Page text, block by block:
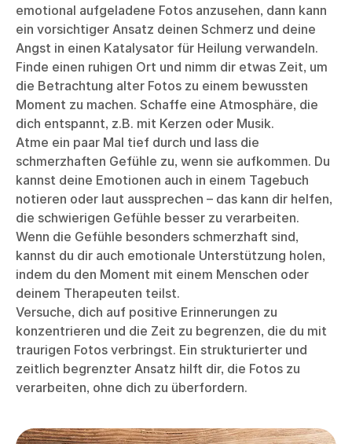
emotional aufgeladene Fotos anzusehen, dann kann
ein vorsichtiger Ansatz deinen Schmerz und deine
Angst in einen Katalysator für Heilung verwandeln.
Finde einen ruhigen Ort und nimm dir etwas Zeit, um
die Betrachtung alter Fotos zu einem bewussten
Moment zu machen. Schaffe eine Atmosphäre, die
dich entspannt, z.B. mit Kerzen oder Musik.
Atme ein paar Mal tief durch und lass die
schmerzhaften Gefühle zu, wenn sie aufkommen. Du
kannst deine Emotionen auch in einem Tagebuch
notieren oder laut aussprechen – das kann dir helfen,
die schwierigen Gefühle besser zu verarbeiten.
Wenn die Gefühle besonders schmerzhaft sind,
kannst du dir auch emotionale Unterstützung holen,
indem du den Moment mit einem Menschen oder
deinem Therapeuten teilst.
Versuche, dich auf positive Erinnerungen zu
konzentrieren und die Zeit zu begrenzen, die du mit
traurigen Fotos verbringst. Ein strukturierter und
zeitlich begrenzter Ansatz hilft dir, die Fotos zu
verarbeiten, ohne dich zu überfordern.